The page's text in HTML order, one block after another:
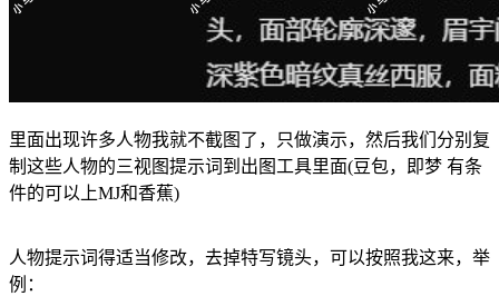
里面出现许多人物我就不截图了，只做演示，然后我们分别复
制这些人物的三视图提示词到出图工具里面(豆包，即梦 有条
件的可以上MJ和香蕉)
人物提示词得适当修改，去掉特写镜头，可以按照我这来，举
例：